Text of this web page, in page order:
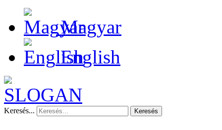
Magyar
English
Keresés... Keresés